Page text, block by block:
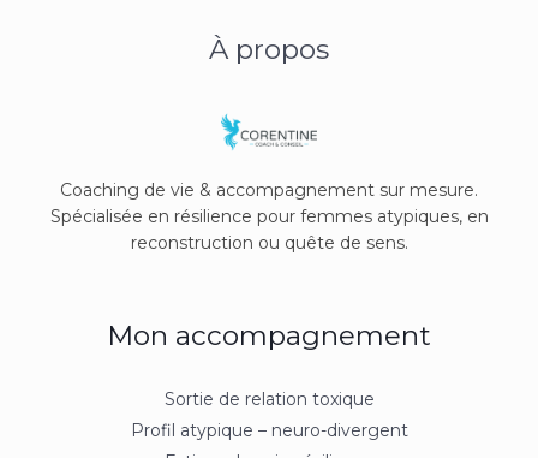
À propos
Coaching de vie & accompagnement sur mesure.
Spécialisée en résilience pour femmes atypiques, en
reconstruction ou quête de sens.
Mon accompagnement
Sortie de relation toxique
Profil atypique – neuro-divergent